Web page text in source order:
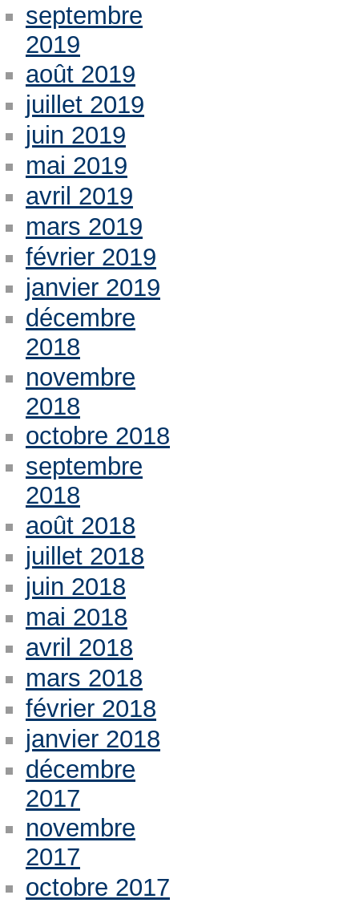
septembre
2019
août 2019
juillet 2019
juin 2019
mai 2019
avril 2019
mars 2019
février 2019
janvier 2019
décembre
2018
novembre
2018
octobre 2018
septembre
2018
août 2018
juillet 2018
juin 2018
mai 2018
avril 2018
mars 2018
février 2018
janvier 2018
décembre
2017
novembre
2017
octobre 2017